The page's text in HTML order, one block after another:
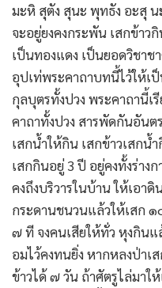
มะหิ สุตัง สุนะ พุทธัง อะสุ น
จะอยู่ยงคงกระพัน เสกข้าว
เป็นทองแดง เป็นยอดวิชาช
อุปเท่พระคาถาบทนี้ไว้ให้
กุลบุตรทั้งปวง พระคาถานี้เ
คาถาทั้งปวง สารพัดกันอัน
เสกน้ำให้กิน เสกข้าวเสกน้
เสกกินอยู่ 3 ปี อยู่คงทั้งร่าง
คงถึงบริวารในบ้าน ให้เอา
กระดานชนวนแล้วให้เสก
๗ ที จงคนเสียให้ทั่ว หุงกินแ
อมไว้คงทนยิ่ง หากหลงป่าเ
ข้าวได้ ๗ วัน ถ้าศัตรูไล่มาใ